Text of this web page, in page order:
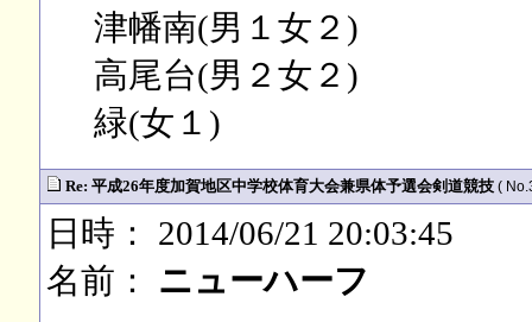
津幡南(男１女２)
高尾台(男２女２)
緑(女１)
Re: 平成26年度加賀地区中学校体育大会兼県体予選会剣道競技 (
日時： 2014/06/21 20:03:45
名前： ニューハーフ